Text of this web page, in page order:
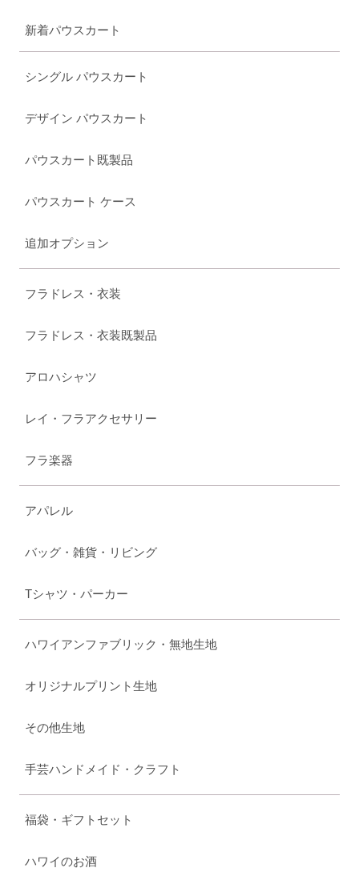
新着パウスカート
シングル パウスカート
デザイン パウスカート
パウスカート既製品
パウスカート ケース
追加オプション
フラドレス・衣装
フラドレス・衣装既製品
アロハシャツ
レイ・フラアクセサリー
フラ楽器
アパレル
バッグ・雑貨・リビング
Tシャツ・パーカー
ハワイアンファブリック・無地生地
オリジナルプリント生地
その他生地
手芸ハンドメイド・クラフト
福袋・ギフトセット
ハワイのお酒